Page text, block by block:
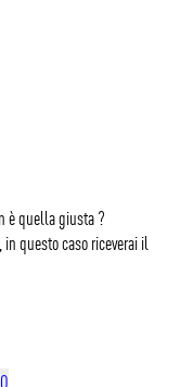
è quella giusta ?
questo caso riceverai il